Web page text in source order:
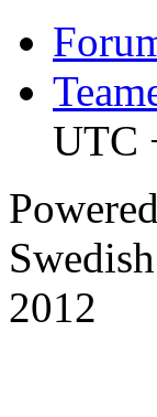
UTC
2012